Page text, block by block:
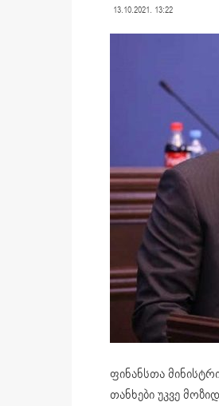
13.10.2021. 13:22
ფინანსთა
თანხები უკვე